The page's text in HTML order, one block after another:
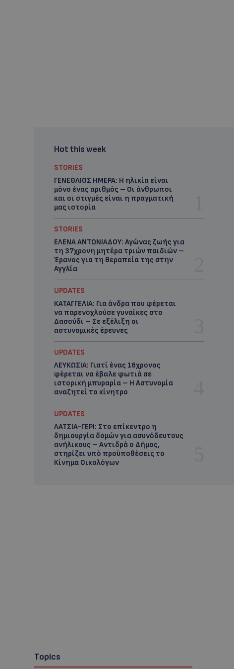
Hot this week
STORIES
ΓΕΝΕΘΛΙΟΣ ΗΜΕΡΑ: Η ηλικία είναι
μόνο ένας αριθμός – Οι άνθρωποι
και οι στιγμές είναι η πραγματική
μας ιστορία
STORIES
ΕΛΕΝΑ ΑΝΤΩΝΙΑΔΟΥ: Αγώνας ζωής για
τη 37χρονη μητέρα τριών παιδιών –
Έρανος για τη θεραπεία της στην
Αγγλία
UPDATES
ΚΑΤΑΓΓΕΛΙΑ: Για άνδρα που φέρεται
να παρενοχλούσε γυναίκες στο
Δασούδι – Σε εξέλιξη οι
αστυνομικές έρευνες
UPDATES
ΛΕΥΚΩΣΙΑ: Γιατί ένας 16χρονος
φέρεται να έβαλε φωτιά σε
ιστορική μπυραρία – Η Αστυνομία
αναζητεί το κίνητρο
UPDATES
ΛΑΤΣΙΑ-ΓΕΡΙ: Στο επίκεντρο η
δημιουργία δομών για ασυνόδευτους
ανήλικους – Αντιδρά ο Δήμος,
στηρίζει υπό προϋποθέσεις το
Κίνημα Οικολόγων
Topics